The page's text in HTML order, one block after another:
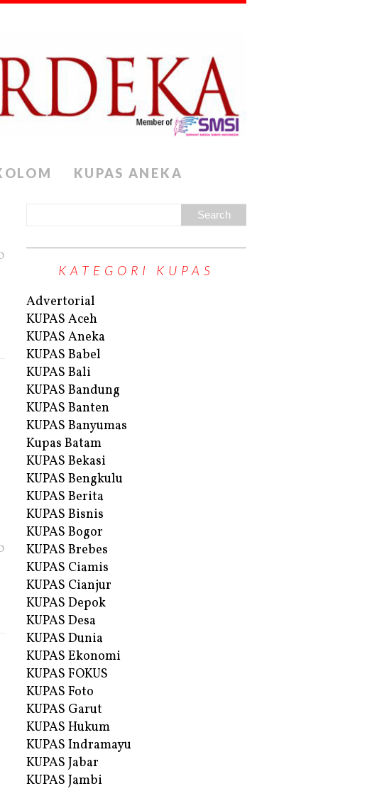
KUPAS ANEKA
KATEGORI KUPAS
Advertorial
KUPAS Aceh
KUPAS Aneka
KUPAS Babel
KUPAS Bali
KUPAS Bandung
KUPAS Banten
KUPAS Banyumas
Kupas Batam
KUPAS Bekasi
KUPAS Bengkulu
KUPAS Berita
KUPAS Bisnis
KUPAS Bogor
KUPAS Brebes
KUPAS Ciamis
KUPAS Cianjur
KUPAS Depok
KUPAS Desa
KUPAS Dunia
KUPAS Ekonomi
KUPAS FOKUS
KUPAS Foto
KUPAS Garut
KUPAS Hukum
KUPAS Indramayu
KUPAS Jabar
KUPAS Jambi